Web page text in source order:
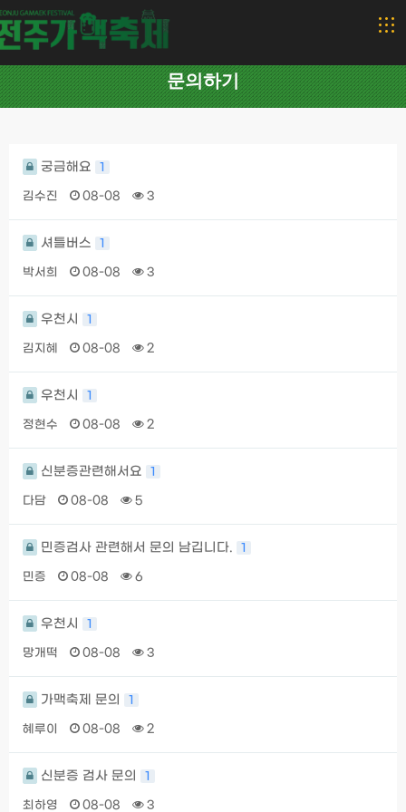
문의하기
궁금해요 1
김수진 08-08 3
셔틀버스 1
박서희 08-08 3
우천시 1
김지혜 08-08 2
우천시 1
정현수 08-08 2
신분증관련해서요 1
다담 08-08 5
민증검사 관련해서 문의 남깁니다. 1
민증 08-08 6
우천시 1
망개떡 08-08 3
가맥축제 문의 1
혜루이 08-08 2
신분증 검사 문의 1
최하영 08-08 3